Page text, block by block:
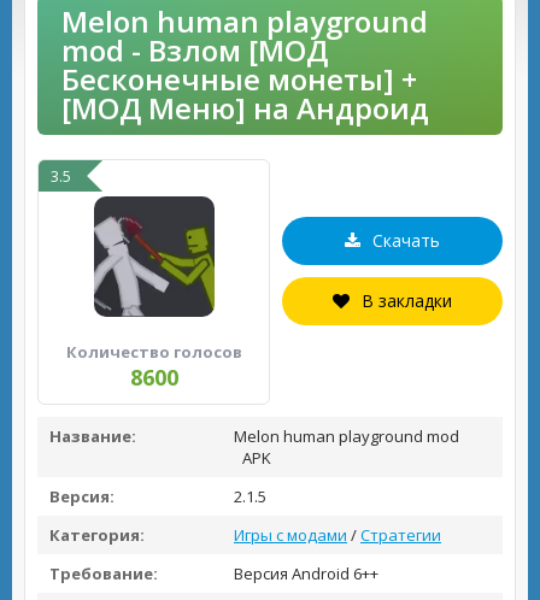
Melon human playground
mod - Взлом [МОД
Бесконечные монеты] +
[МОД Меню] на Андроид
3.5
Количество голосов
8600
Скачать
В закладки
Название:
Melon human playground mod
APK
Версия:
2.1.5
Категория:
Игры с модами /Стратегии
Требование:
Версия Android 6++